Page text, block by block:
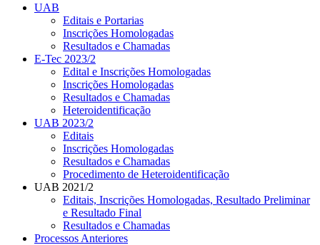
UAB
Editais e Portarias
Inscrições Homologadas
Resultados e Chamadas
E-Tec 2023/2
Edital e Inscrições Homologadas
Inscrições Homologadas
Resultados e Chamadas
Heteroidentificação
UAB 2023/2
Editais
Inscrições Homologadas
Resultados e Chamadas
Procedimento de Heteroidentificação
UAB 2021/2
Editais, Inscrições Homologadas, Resultado Preliminar
e Resultado Final
Resultados e Chamadas
Processos Anteriores